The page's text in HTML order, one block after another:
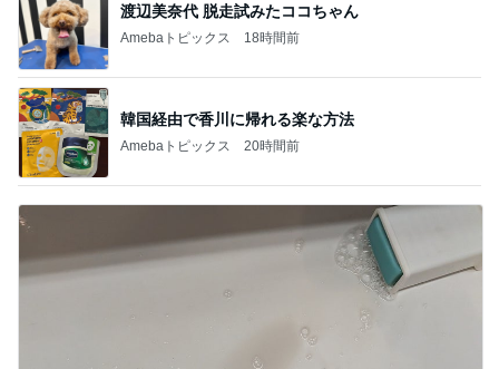
渡辺美奈代 脱走試みたココちゃん
Amebaトピックス 18時間前
韓国経由で香川に帰れる楽な方法
Amebaトピックス 20時間前